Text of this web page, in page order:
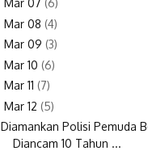
Mar 07 (6)
Mar 08 (4)
Mar 09 (3)
Mar 10 (6)
Mar 11 (7)
Mar 12 (5)
Diamankan Polisi Pemuda
Diancam 10 Tahun ...